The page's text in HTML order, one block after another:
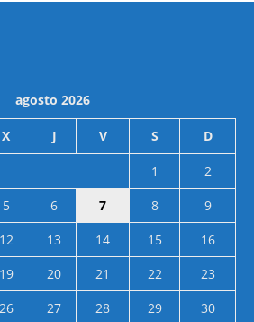
agosto 2026
X J V S D
1
2
5 6 7 8
9
12 13 14 15
16
19 20 21 22
23
26 27 28 29
30